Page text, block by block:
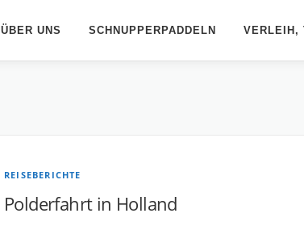
ÜBER UNS SCHNUPPERPADDELN VERLEIH,
REISEBERICHTE
Polderfahrt in Holland